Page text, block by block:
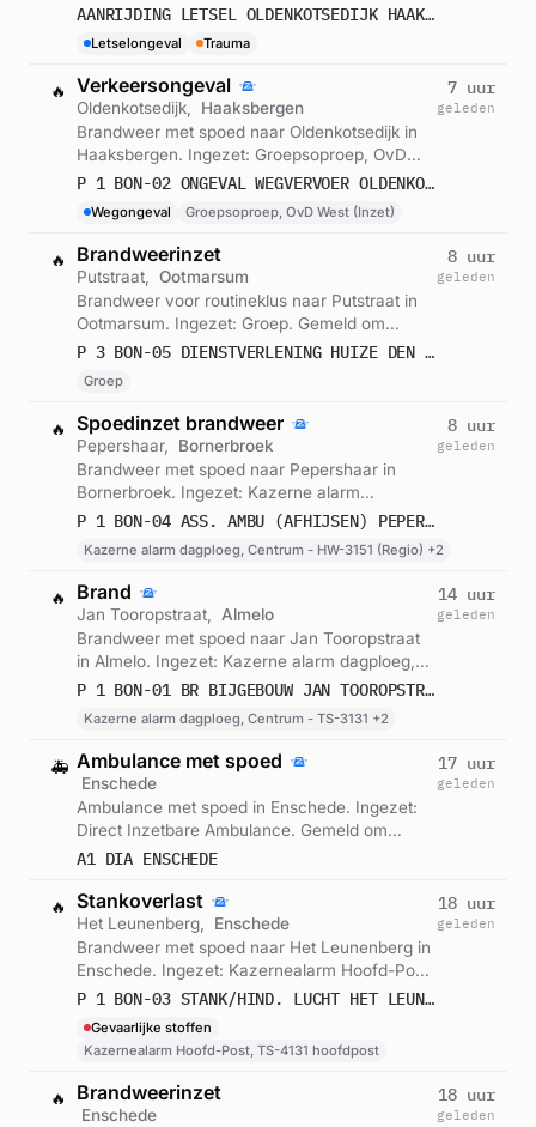
10:36. AANRIJDING LETSEL OLDENKOTSEDIJK HAAKSBERGEN 598089
Letselongeval Trauma
🔥 Verkeersongeval
Oldenkotsedijk,
Haaksbergen
Brandweer met spoed naar Oldenkotsedijk in
Haaksbergen. Ingezet: Groepsoproep, OvD
West (Inzet). Gemeld om 10:33.
P 1 BON-02 ONGEVAL WEGVERVOER OLDENKOTSEDIJK HAAKSBERGEN 059095 054531
Wegongeval Groepsoproep, OvD West (Inzet)
7 uur
geleden
🔥 Brandweerinzet
Putstraat,
Ootmarsum
Brandweer voor routineklus naar Putstraat in
Ootmarsum. Ingezet: Groep. Gemeld om
09:55.
P 3 BON-05 DIENSTVERLENING HUIZE DEN OOSTERBORGH VERPLEEGHUIS PUTSTRAAT OOTMARSUM 052631
Groep
8 uur
geleden
🔥 Spoedinzet brandweer
Pepershaar,
Bornerbroek
Brandweer met spoed naar Pepershaar in
Bornerbroek. Ingezet: Kazerne alarm
dagploeg, Centrum - HW-3151 (Regio),
Gemeld om 09:23.
P 1 BON-04 ASS. AMBU (AFHIJSEN) PEPERSHAAR BORNERBROEK 053151
Kazerne alarm dagploeg, Centrum - HW-3151 (Regio) +2
8 uur
geleden
🔥 Brand
Jan Tooropstraat,
Almelo
Brandweer met spoed naar Jan Tooropstraat
in Almelo. Ingezet: Kazerne alarm dagploeg,
Centrum - TS-3131, Besturing kazerne en 1
P 1 BON-01 BR BIJGEBOUW JAN TOOROPSTRAAT ALMELO 053131
Kazerne alarm dagploeg, Centrum - TS-3131 +2
14 uur
geleden
🚑 Ambulance met spoed
Enschede
Ambulance met spoed in Enschede. Ingezet:
Direct Inzetbare Ambulance. Gemeld om
00:42.
A1 DIA ENSCHEDE
17 uur
geleden
🔥 Stankoverlast
Het Leunenberg,
Enschede
Brandweer met spoed naar Het Leunenberg in
Enschede. Ingezet: Kazernealarm Hoofd-Post,
TS-4131 hoofdpost. Let op: incident met
P 1 BON-03 STANK/HIND. LUCHT HET LEUNENBERG ENSCHEDE 054131
Gevaarlijke stoffen
Kazernealarm Hoofd-Post, TS-4131 hoofdpost
18 uur
geleden
🔥 Brandweerinzet
Enschede
18 uur
geleden